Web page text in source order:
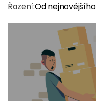
Řazení:Od nejnovějšího